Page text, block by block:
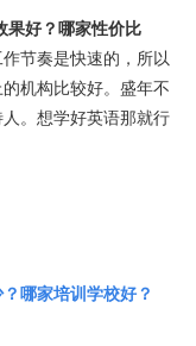
果好？哪家性价比
节奏是快速的，所以
机构比较好。盛年不
。想学好英语那就行
哪家培训学校好？